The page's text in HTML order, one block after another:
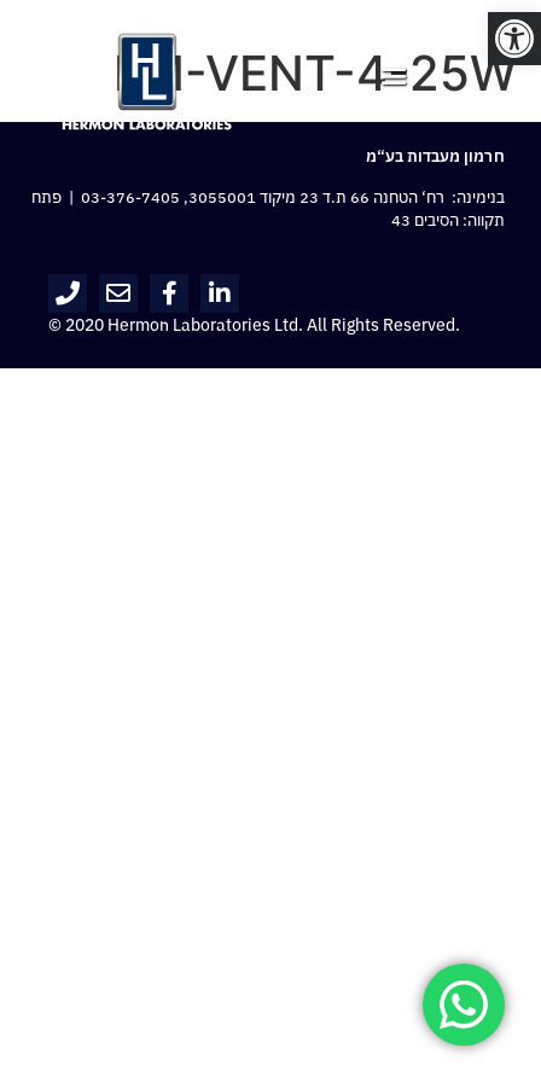
פתח סרגל נגישות
LM-VENT-4-25W
חרמון מעבדות בע“מ
בנימינה: רח‘ הטחנה 66 ת.ד 23 מיקוד 3055001,
03-376-7405 | פתח
תקווה: הסיבים 43
© 2020 Hermon Laboratories Ltd. All Rights Reserved.